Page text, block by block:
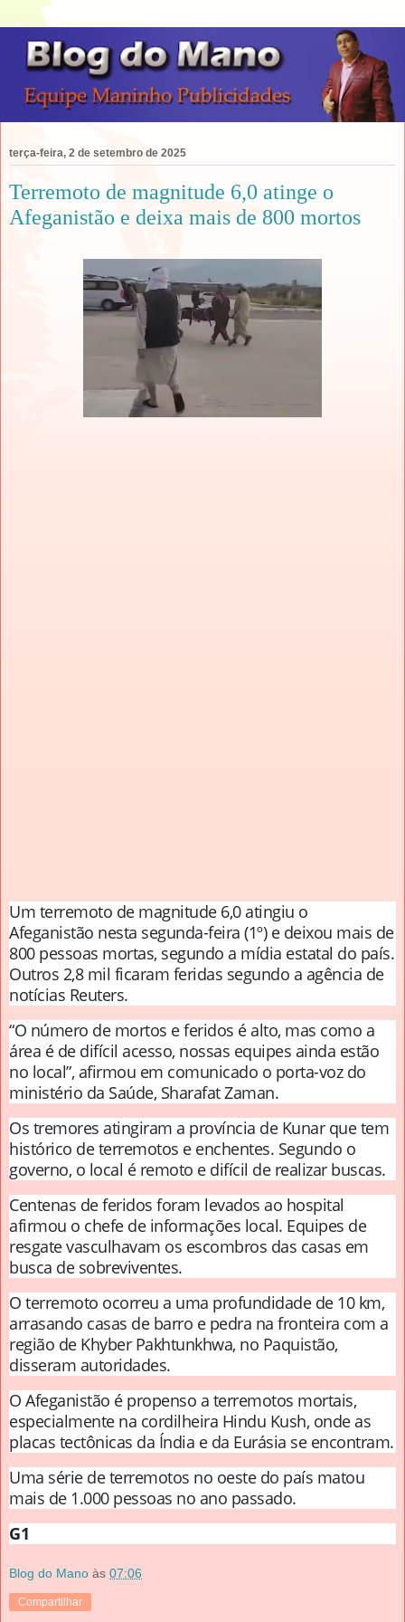
terça-feira, 2 de setembro de 2025
Terremoto de magnitude 6,0 atinge o
Afeganistão e deixa mais de 800 mortos
Um terremoto de magnitude 6,0 atingiu o
Afeganistão nesta segunda-feira (1º) e deixou mais de
800 pessoas mortas, segundo a mídia estatal do país.
Outros 2,8 mil ficaram feridas segundo a agência de
notícias Reuters.
“O número de mortos e feridos é alto, mas como a
área é de difícil acesso, nossas equipes ainda estão
no local”, afirmou em comunicado o porta-voz do
ministério da Saúde, Sharafat Zaman.
Os tremores atingiram a província de Kunar que tem
histórico de terremotos e enchentes. Segundo o
governo, o local é remoto e difícil de realizar buscas.
Centenas de feridos foram levados ao hospital
afirmou o chefe de informações local. Equipes de
resgate vasculhavam os escombros das casas em
busca de sobreviventes.
O terremoto ocorreu a uma profundidade de 10 km,
arrasando casas de barro e pedra na fronteira com a
região de Khyber Pakhtunkhwa, no Paquistão,
disseram autoridades.
O Afeganistão é propenso a terremotos mortais,
especialmente na cordilheira Hindu Kush, onde as
placas tectônicas da Índia e da Eurásia se encontram.
Uma série de terremotos no oeste do país matou
mais de 1.000 pessoas no ano passado.
G1
Blog do Mano às 07:06
Compartilhar